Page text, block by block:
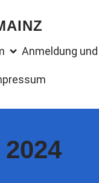
Anmeldung